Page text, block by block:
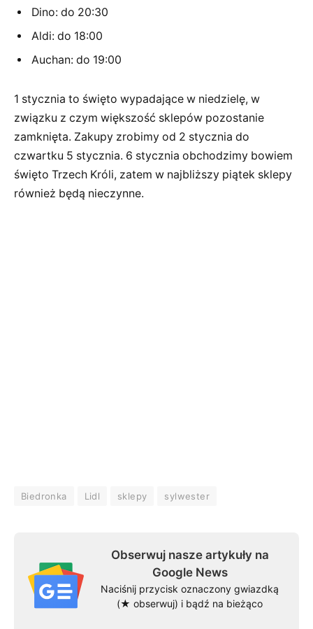
Dino: do 20:30
Aldi: do 18:00
Auchan: do 19:00
1 stycznia to święto wypadające w niedzielę, w
związku z czym większość sklepów pozostanie
zamknięta. Zakupy zrobimy od 2 stycznia do
czwartku 5 stycznia. 6 stycznia obchodzimy bowiem
święto Trzech Króli, zatem w najbliższy piątek sklepy
również będą nieczynne.
Biedronka Lidl sklepy sylwester
Obserwuj nasze artykuły na
Google News
Naciśnij przycisk oznaczony gwiazdką
(★ obserwuj) i bądź na bieżąco